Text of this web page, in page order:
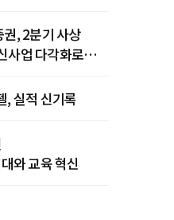
, 2분기 사상
사업 다각화로
실적 신기록
와 교육 혁신